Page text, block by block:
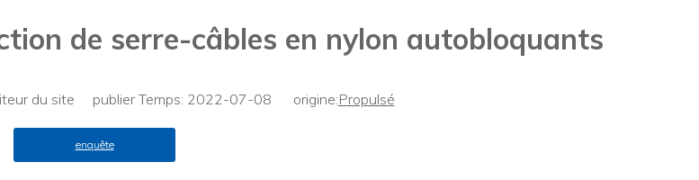
de serre-câbles en nylon autobloquants
du site publier Temps: 2022-07-08 origine:Propulsé
enquête